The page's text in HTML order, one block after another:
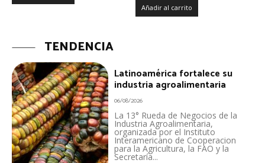
Añadir al carrito
TENDENCIA
Latinoamérica fortalece su
industria agroalimentaria
06/08/2026
La 13° Rueda de Negocios de la
Industria Agroalimentaria,
organizada por el Instituto
Interamericano de Cooperacion
para la Agricultura, la FAO y la
Secretaría...